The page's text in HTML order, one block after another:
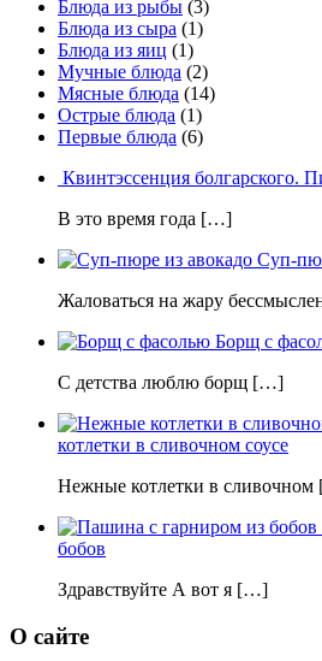
Блюда из рыбы (3)
Блюда из сыра (1)
Блюда из яиц (1)
Мучные блюда (2)
Мясные блюда (14)
Острые блюда (1)
Первые блюда (6)
Квинтэссенция болгарского.
В это время года […]
Суп-
Жаловаться на жару
Борщ с
С детства люблю борщ […]
котлетки в сливочном соусе
Нежные котлетки в
бобов
Здравствуйте А вот я […]
О сайте